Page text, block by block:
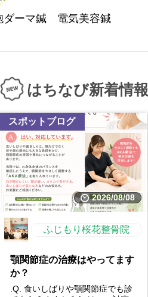
ダーマ鍼 電気美容鍼
はちなび新着情報
スポットブログ
2026/08/08
ふじもり桜花整骨院
顎関節症の治療はやってます
か？
.Q. 食いしばりや顎関節症でも診